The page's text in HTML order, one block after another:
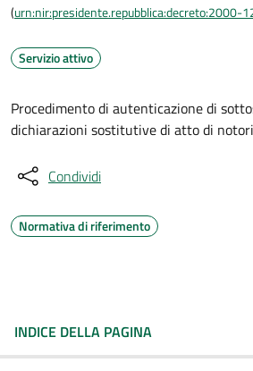
(urn:nir:presidente.repubblica:decreto:2000-
Servizio attivo
Procedimento di autenticazione di
dichiarazioni sostitutive di atto di
Condividi
Normativa di riferimento
INDICE DELLA PAGINA